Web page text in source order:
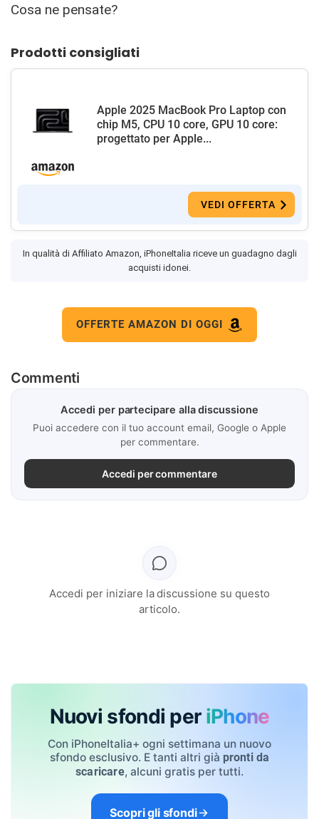
Cosa ne pensate?
Prodotti consigliati
Apple 2025 MacBook Pro Laptop con
chip M5, CPU 10 core, GPU 10 core:
progettato per Apple...
VEDI OFFERTA
In qualità di Affiliato Amazon, iPhoneItalia riceve un guadagno dagli
acquisti idonei.
OFFERTE AMAZON DI OGGI
Commenti
Accedi per partecipare alla discussione
Puoi accedere con il tuo account email, Google o Apple
per commentare.
Accedi per commentare
Accedi per iniziare la discussione su questo
articolo.
Nuovi sfondi per iPhone
Con iPhoneItalia+ ogni settimana un nuovo
sfondo esclusivo. E tanti altri già pronti da
scaricare, alcuni gratis per tutti.
Scopri gli sfondi